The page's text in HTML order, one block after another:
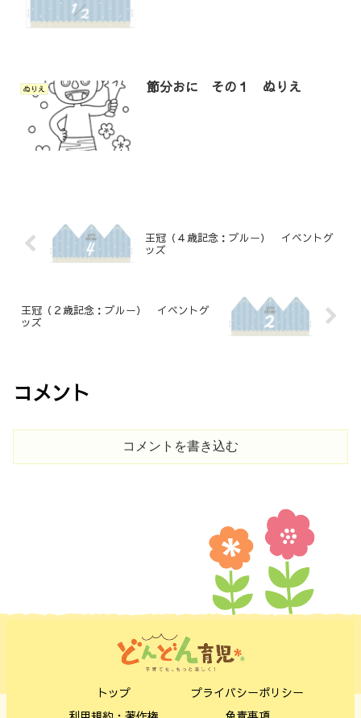
ぬりえ 節分おに その１ ぬりえ
王冠（４歳記念：ブルー） イベントグ
ッズ
王冠（２歳記念：ブルー） イベントグ
ッズ
コメント
コメントを書き込む
トップ
プライバシーポリシー